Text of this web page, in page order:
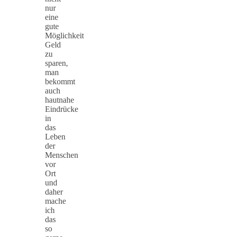
nur
eine
gute
Möglichkeit
Geld
zu
sparen,
man
bekommt
auch
hautnahe
Eindrücke
in
das
Leben
der
Menschen
vor
Ort
und
daher
mache
ich
das
so